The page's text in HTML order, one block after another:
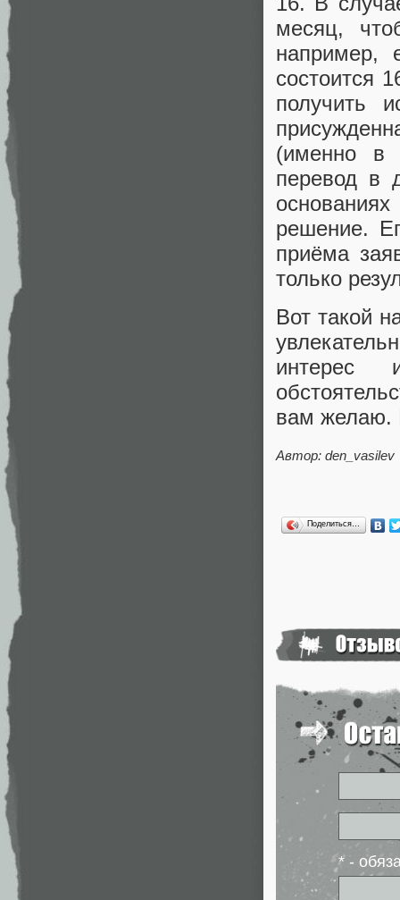
месяц,
например,
состоится
получить
(именно в
перевод в
решение.
приёма
только
Вот такой
интерес
вам желаю.
Автор: den_vasilev
Поделиться…
* -